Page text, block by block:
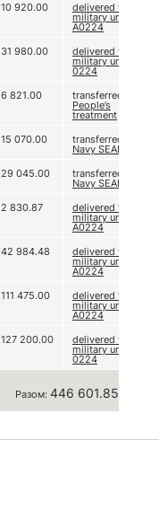
10 920.00 delivered to
military unit
А0224
31 980.00 delivered to
military unit A
0224
6 821.00 transferred to
People’s
treatment
15 070.00 transferred to
Navy SEALs
29 045.00 transferred to
Navy SEALs
2 830.87 delivered to
military unit
А0224
42 984.48 delivered to
military unit
А0224
111 475.00 delivered to
military unit
А0224
127 200.00 delivered to
military unit A
0224
Разом: 446 601.85 грн